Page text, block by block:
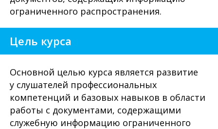
ограниченного распространения.
Цель курса
Основной целью курса является развитие
у слушателей профессиональных
компетенций и базовых навыков в области
работы с документами, содержащими
служебную информацию ограниченного